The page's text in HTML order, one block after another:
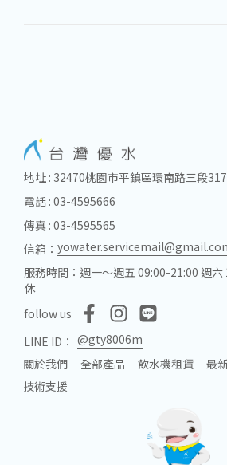
地址 : 32470桃園市平鎮區環南路三段
電話 : 03-4595666
傳真 : 03-4595565
信箱：
服務時間：週一～週五 09:00-21:00 週
休
follow us
LINE ID： @gty8006m
關於我們
全部產品 飲水機租賃 最
技術支援